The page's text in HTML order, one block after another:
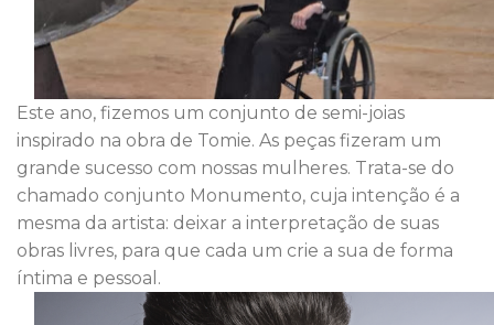
Este ano, fizemos um conjunto de semi-joias
inspirado na obra de Tomie. As peças fizeram um
grande sucesso com nossas mulheres. Trata-se do
chamado conjunto Monumento, cuja intenção é a
mesma da artista: deixar a interpretação de suas
obras livres, para que cada um crie a sua de forma
íntima e pessoal.